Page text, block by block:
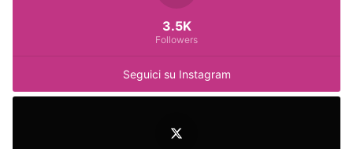
Seguici su Instagram
3.5K
Followers